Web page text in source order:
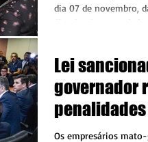
dia 07 de novembro,
Lei
governador
contribuinte
Os empresários